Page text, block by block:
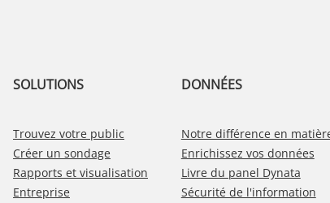
SOLUTIONS
Trouvez votre public
Créer un sondage
Rapports et visualisation
Entreprise
DONNÉES
Notre différence en
Enrichissez vos données
Livre du panel Dynata
Sécurité de l'information